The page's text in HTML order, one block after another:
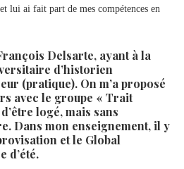
lui ai fait part de mes compétences en
Delsarte, ayant à la
d’historien
(pratique). On m’a proposé
avec le groupe « Trait
logé, mais sans
Dans mon enseignement, il y
et le Global
d’été.